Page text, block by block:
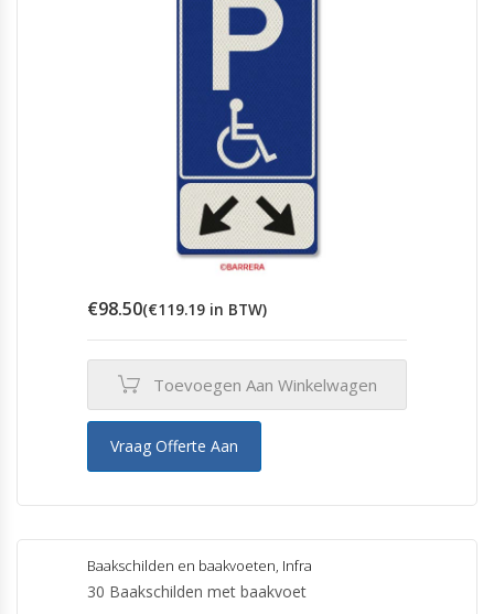
productpagina
€98.50(€119.19 in BTW)
Toevoegen Aan Winkelwagen
Vraag Offerte Aan
Baakschilden en baakvoeten, Infra
30 Baakschilden met baakvoet